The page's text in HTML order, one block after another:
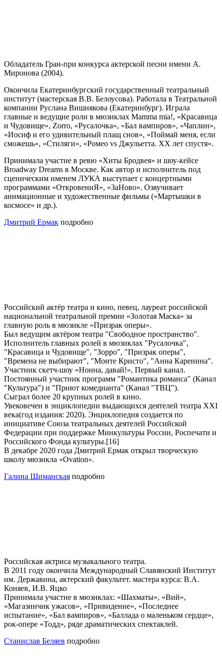
Обладатель Гран-при конкурса актерской песни имени А.
Миронова (2004).
Окончила Екатеринбургский государственный театральный
институт (мастерская В.В. Белоусова). Работала в Театральной
компании Руслана Вишнякова (Екатеринбург). Играла
главные и ведущие роли в мюзиклах Mamma mia!, «Красавица
и Чудовище», Zorro, «Русалочка», «Бал вампиров», «Чаплин»,
«Иосиф и его удивительный плащ снов», «Поймай меня, если
сможешь», «Стиляги», «Ромео vs Джульетта. ХХ лет спустя».
Принимала участие в ревю «Хиты Бродвея» и шоу-кейсе
Broadway Dreams в Москве. Как автор и исполнитель под
сценическим именем ЛУКА выступает с концертными
программами «ОткровениЯ», «ЗаНово». Озвучивает
анимационные и художественные фильмы («Мартышки в
космосе» и др.).
Дмитрий Ермак подробно
Российский актёр театра и кино, певец, лауреат российской
национальной театральной премии «Золотая Маска» за
главную роль в мюзикле «Призрак оперы».
Был ведущим актёром театра "Свободное пространство".
Исполнитель главных ролей в мюзиклах "Русалочка",
"Красавица и Чудовище", "Зорро", "Призрак оперы",
"Времена не выбирают", "Монте Кристо", "Анна Каренина".
Участник скетч-шоу «Нонна, давай!», Первый канал.
Постоянный участник программ "Романтика романса" (Канал
"Культура") и "Приют комедианта" (Канал "ТВЦ").
Сыграл более 20 крупных ролей в кино.
Увековечен в энциклопедии выдающихся деятелей театра XXI
века(год издания: 2020). Энциклопедия создается по
инициативе Союза театральных деятелей Российской
Федерации при поддержке Минкультуры России, Роспечати и
Российского Фонда культуры.[16]
В декабре 2020 года Дмитрий Ермак открыл творческую
школу мюзикла «Ovation».
Галина Шиманская подробно
Российская актриса музыкального театра.
В 2011 году окончила Международный Славянский Институт
им. Державина, актерский факультет. мастера курса: В.А.
Коняев, И.В. Яцко
Принимала участие в мюзиклах: «Шахматы», «Вий»,
«Магазинчик ужасов», «Привидение», «Последнее
испытание», «Бал вампиров», «Баллада о маленьком сердце»,
рок-опере «Тодд», ряде драматических спектаклей.
Станислав Беляев подробно